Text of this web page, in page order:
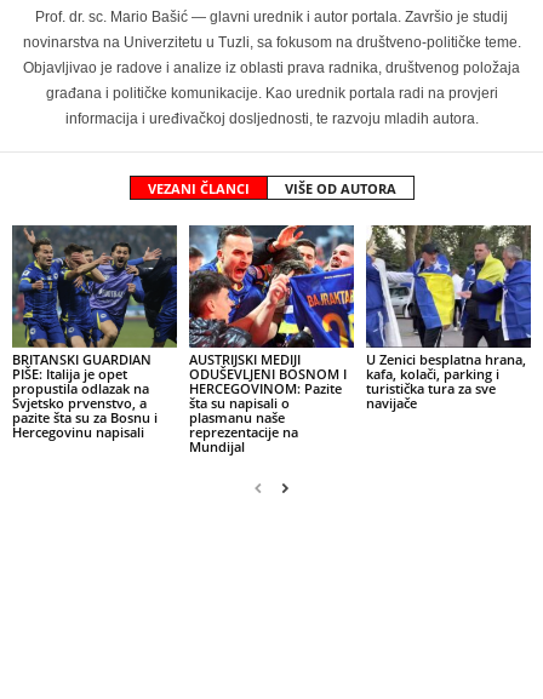
Prof. dr. sc. Mario Bašić — glavni urednik i autor portala. Završio je studij
novinarstva na Univerzitetu u Tuzli, sa fokusom na društveno-političke teme.
Objavljivao je radove i analize iz oblasti prava radnika, društvenog položaja
građana i političke komunikacije. Kao urednik portala radi na provjeri
informacija i uređivačkoj dosljednosti, te razvoju mladih autora.
VEZANI ČLANCI VIŠE OD AUTORA
BRITANSKI GUARDIAN
PIŠE: Italija je opet
propustila odlazak na
Svjetsko prvenstvo, a
pazite šta su za Bosnu i
Hercegovinu napisali
AUSTRIJSKI MEDIJI
ODUŠEVLJENI BOSNOM I
HERCEGOVINOM: Pazite
šta su napisali o
plasmanu naše
reprezentacije na
Mundijal
U Zenici besplatna hrana,
kafa, kolači, parking i
turistička tura za sve
navijače